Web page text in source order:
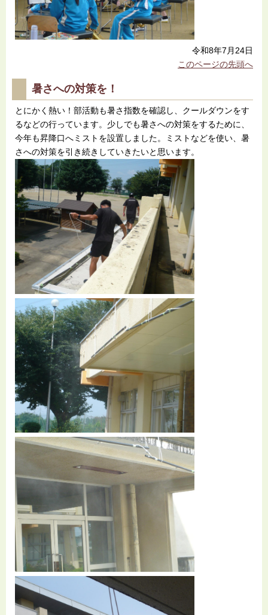
令和8年7月24日
このページの先頭へ
暑さへの対策を！
とにかく熱い！部活動も暑さ指数を確認し、クールダウンをす
るなどの行っています。少しでも暑さへの対策をするために、
今年も昇降口へミストを設置しました。ミストなどを使い、暑
さへの対策を引き続きしていきたいと思います。